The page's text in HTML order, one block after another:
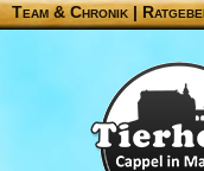
Team & Chronik |